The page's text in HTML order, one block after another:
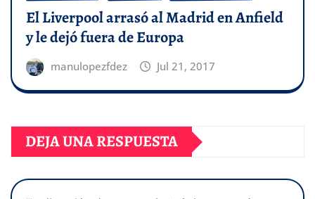
El Liverpool arrasó al Madrid en Anfield
y le dejó fuera de Europa
manulopezfdez Jul 21, 2017
DEJA UNA RESPUESTA